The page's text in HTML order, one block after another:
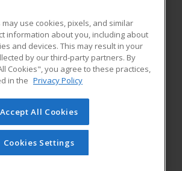
RESOURCES
Student Blog
a division of Cengage Learning. All rights
on this site cannot be reproduced or
unless you have obtained prior written
Cengage Learning.Privacy Policy
use cookies, pixels, and similar
information about you, including about
and devices. This may result in your
by our third-party partners. By
Cookies", you agree to these practices,
in the Privacy Policy
Accept All Cookies
Cookies Settings